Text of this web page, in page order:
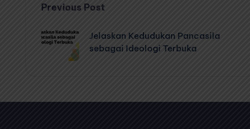
Post
navigation
Previous Post
Jelaskan Kedudukan Pancasila
sebagai Ideologi Terbuka